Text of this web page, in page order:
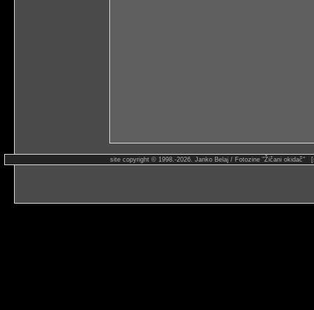
site copyright © 1998.-2026. Janko Belaj / Fotozine "Žičani okidač"